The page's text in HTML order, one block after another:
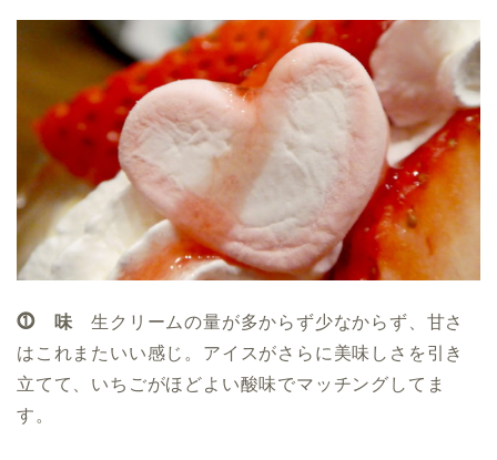
⓵ 味 生クリームの量が多からず少なからず、甘さ
はこれまたいい感じ。アイスがさらに美味しさを引き
立てて、いちごがほどよい酸味でマッチングしてま
す。